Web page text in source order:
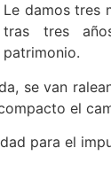
Le damos tres
tras tres
patrimonio.
se van
el
para el